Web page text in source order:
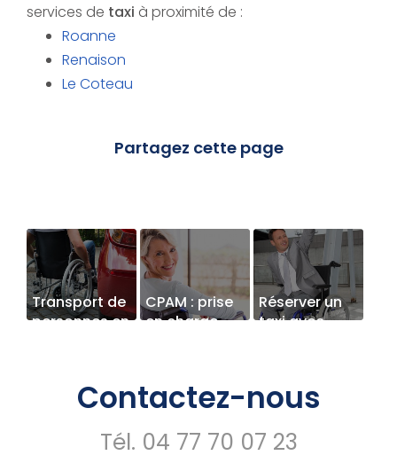
services de taxi à proximité de :
Roanne
Renaison
Le Coteau
Transport de
personnes en
Renaison
CPAM : prise
en charge
personne en
roulant
Réserver un
taxi avec
Roanne
Contactez-nous
Tél. 04 77 70 07 23